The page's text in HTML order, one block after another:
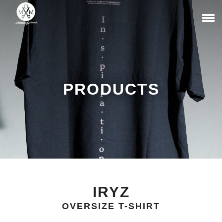
PRODUCTS
IRYZ
OVERSIZE T-SHIRT